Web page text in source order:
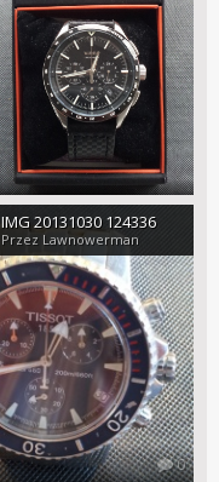
IMG 20131030 124336
Przez Lawnowerman
0